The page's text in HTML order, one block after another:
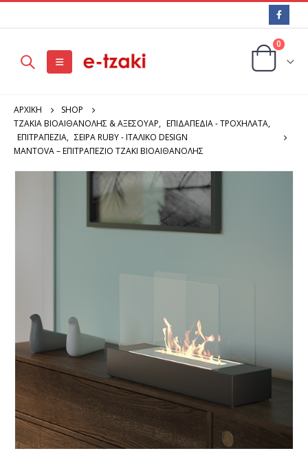
0
ΑΡΧΙΚΉ
SHOP
ΤΖΑΚΙΑ ΒΙΟΑΙΘΑΝΟΛΗΣ & ΑΞΕΣΟΥΑΡ, ΕΠΙΔΑΠΕΔΙΑ - ΤΡΟΧΗΛΑΤΑ,
ΕΠΙΤΡΑΠΕΖΙΑ, ΣΕΙΡΆ RUBY - ΙΤΑΛΙΚΌ DESIGN
MANTOVA – ΕΠΙΤΡΑΠΈΖΙΟ ΤΖΆΚΙ ΒΙΟΑΙΘΑΝΌΛΗΣ